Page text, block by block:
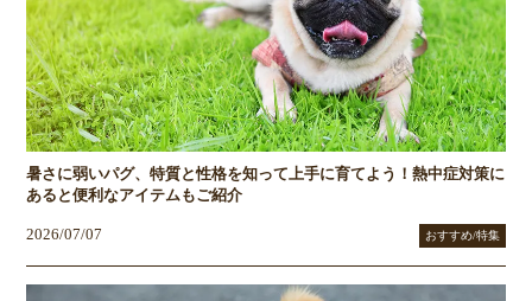
暑さに弱いパグ、特質と性格を知って上手に育てよう！熱中症対策に
あると便利なアイテムもご紹介
2026/07/07 おすすめ/特集